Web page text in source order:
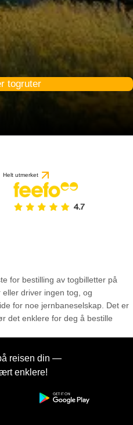
togruter
Helt utmerket
for bestilling av togbilletter på
driver ingen tog, og
for noe jernbaneselskap. Det er
det enklere for deg å bestille
reisen din —
enklere!